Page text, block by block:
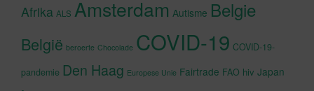
Afrika ALS Amsterdam Autisme Belgie
België beroerte Chocolade COVID-19 COVID-19-
pandemie Den Haag Europese Unie Fairtrade FAO hiv Japan